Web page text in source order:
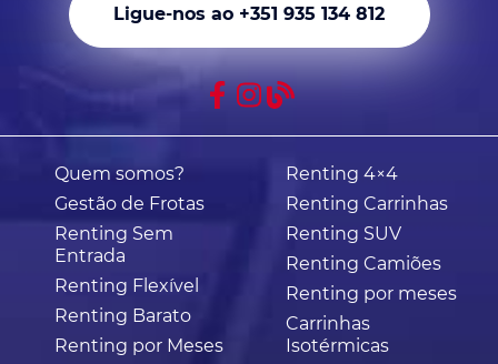
Ligue-nos ao +351 935 134 812
Quem somos?
Gestão de Frotas
Renting Sem
Entrada
Renting Flexível
Renting Barato
Renting por Meses
Renting 4×4
Renting Carrinhas
Renting SUV
Renting Camiões
Renting por meses
Carrinhas
Isotérmicas